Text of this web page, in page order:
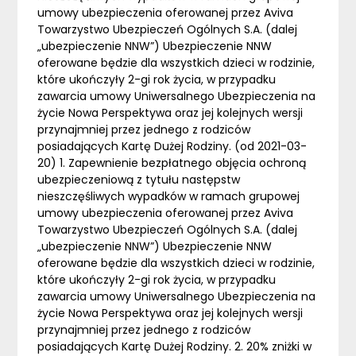
umowy ubezpieczenia oferowanej przez Aviva
Towarzystwo Ubezpieczeń Ogólnych S.A. (dalej
„ubezpieczenie NNW”) Ubezpieczenie NNW
oferowane będzie dla wszystkich dzieci w rodzinie,
które ukończyły 2-gi rok życia, w przypadku
zawarcia umowy Uniwersalnego Ubezpieczenia na
życie Nowa Perspektywa oraz jej kolejnych wersji
przynajmniej przez jednego z rodziców
posiadających Kartę Dużej Rodziny. (od 2021-03-
20) 1. Zapewnienie bezpłatnego objęcia ochroną
ubezpieczeniową z tytułu następstw
nieszczęśliwych wypadków w ramach grupowej
umowy ubezpieczenia oferowanej przez Aviva
Towarzystwo Ubezpieczeń Ogólnych S.A. (dalej
„ubezpieczenie NNW”) Ubezpieczenie NNW
oferowane będzie dla wszystkich dzieci w rodzinie,
które ukończyły 2-gi rok życia, w przypadku
zawarcia umowy Uniwersalnego Ubezpieczenia na
życie Nowa Perspektywa oraz jej kolejnych wersji
przynajmniej przez jednego z rodziców
posiadających Kartę Dużej Rodziny. 2. 20% zniżki w